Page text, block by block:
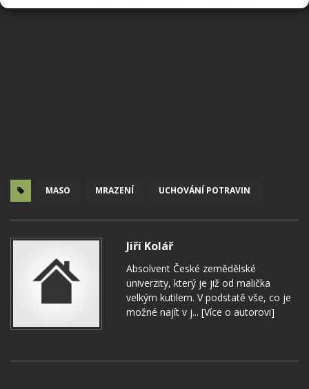
MASO MRAZENÍ UCHOVÁNÍ POTRAVIN
Jiří Kolář
Absolvent České zemědělské
univerzity, který je již od malička
velkým kutilem. V podstatě vše, co je
možné najít v j... [Více o autorovi]